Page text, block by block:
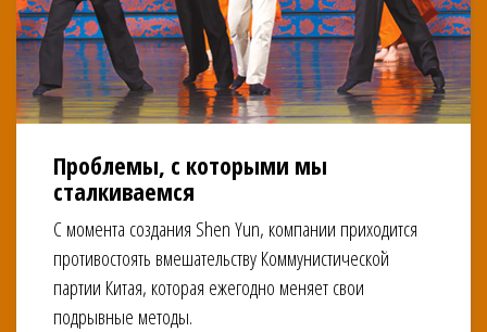
Проблемы, с которыми мы
сталкиваемся
С момента создания Shen Yun, компании приходится
противостоять вмешательству Коммунистической
партии Китая, которая ежегодно меняет свои
подрывные методы.